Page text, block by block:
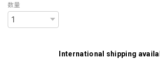
数量
International shipping